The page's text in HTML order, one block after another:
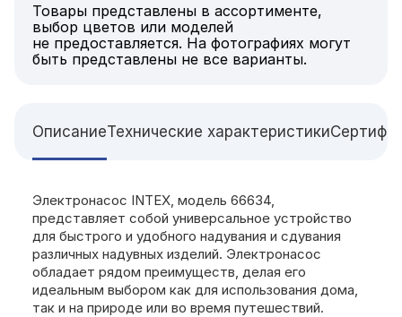
Товары представлены в ассортименте,
выбор цветов или моделей
не предоставляется. На фотографиях могут
быть представлены не все варианты.
ОписаниеТехнические характеристики
Электронасос INTEX, модель 66634,
представляет собой универсальное устройство
для быстрого и удобного надувания и сдувания
различных надувных изделий. Электронасос
обладает рядом преимуществ, делая его
идеальным выбором как для использования дома,
так и на природе или во время путешествий.